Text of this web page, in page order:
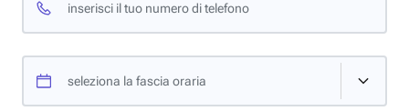
inserisci il tuo numero di telefono
seleziona la fascia oraria